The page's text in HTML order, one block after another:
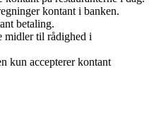
kontant i banken.
betaling.
midler til rådighed i
kun accepterer kontant